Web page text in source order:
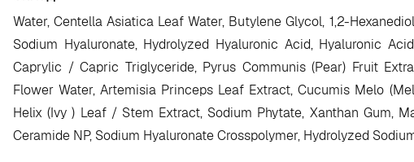
Water, Centella Asiatica Leaf Water, Butylene Glycol, 1,2-
Sodium Hyaluronate, Hydrolyzed Hyaluronic Acid, Hyaluronic
Caprylic / Capric Triglyceride, Pyrus Communis (Pear) Fruit
Flower Water, Artemisia Princeps Leaf Extract, Cucumis Melo
Helix (Ivy ) Leaf / Stem Extract, Sodium Phytate, Xanthan Gum,
Ceramide NP, Sodium Hyaluronate Crosspolymer, Hydrolyzed